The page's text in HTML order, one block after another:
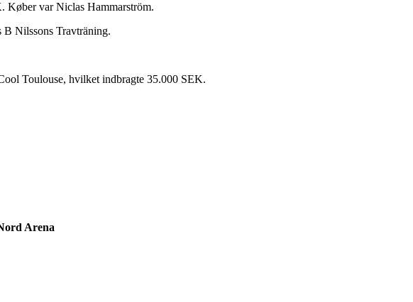
Køber var Niclas Hammarström.
Nilssons Travträning.
Toulouse, hvilket indbragte 35.000 SEK.
Arena